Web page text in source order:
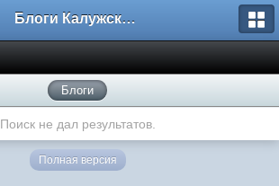
Блоги Калужского перекрестка
Блоги
Поиск не дал результатов.
Полная версия